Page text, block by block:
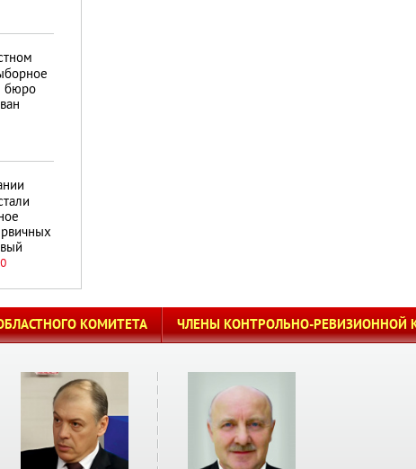
бюро
КОМИТЕТА ЧЛЕНЫ КОНТРОЛЬНО-РЕВИЗИОННОЙ